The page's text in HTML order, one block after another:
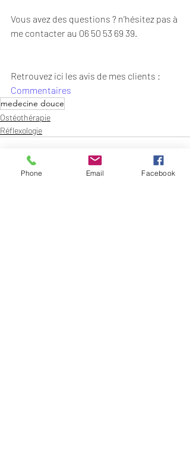
Vous avez des questions ? n’hésitez pas à
me contacter au 06 50 53 69 39.
Retrouvez ici les avis de mes clients :
Commentaires
medecine douce
Ostéothérapie
Réflexologie
Phone Email Facebook